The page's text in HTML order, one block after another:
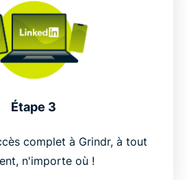
Étape 3
complet à Grindr, à tout
n'importe où !